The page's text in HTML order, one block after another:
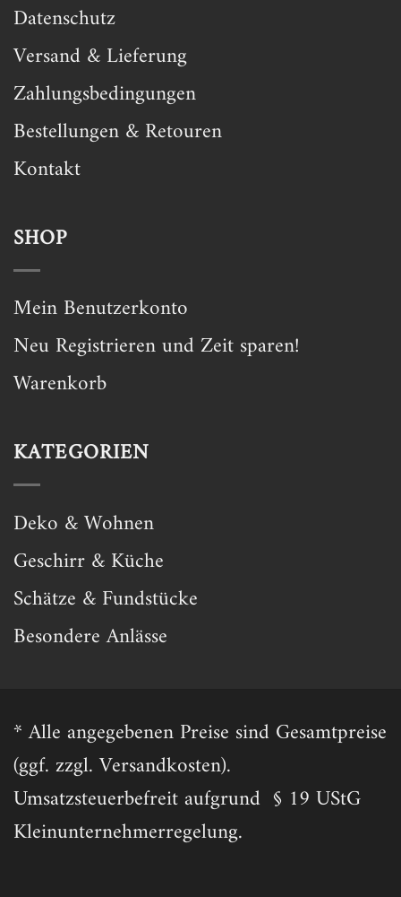
Datenschutz
Versand & Lieferung
Zahlungsbedingungen
Bestellungen & Retouren
Kontakt
SHOP
Mein Benutzerkonto
Neu Registrieren und Zeit sparen!
Warenkorb
KATEGORIEN
Deko & Wohnen
Geschirr & Küche
Schätze & Fundstücke
Besondere Anlässe
* Alle angegebenen Preise sind Gesamtpreise
(ggf. zzgl. Versandkosten).
Umsatzsteuerbefreit aufgrund § 19 UStG
Kleinunternehmerregelung.